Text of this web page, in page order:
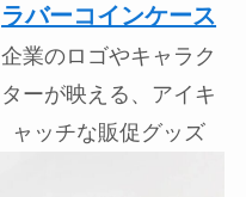
ラバーコインケース
企業のロゴやキャラク
ターが映える、アイキ
ャッチな販促グッズ